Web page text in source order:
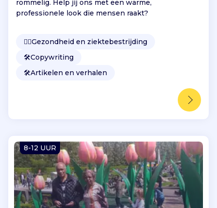
rommelig. Help jij ons met een warme,
professionele look die mensen raakt?
👩‍⚕️Gezondheid en ziektebestrijding
🛠️Copywriting
🛠️Artikelen en verhalen
8-12 UUR